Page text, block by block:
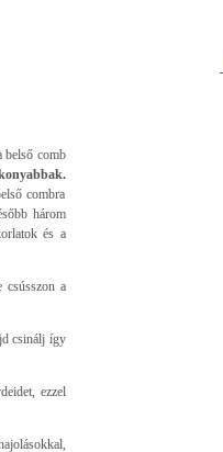
belső comb
combra
három
és a
csússzon a
csinálj így
ezzel